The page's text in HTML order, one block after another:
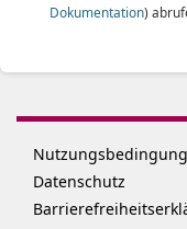
Dokumentation)
Datenschutz